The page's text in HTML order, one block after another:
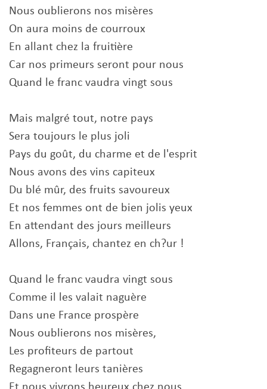
Nous oublierons nos misères
On aura moins de courroux
En allant chez la fruitière
Car nos primeurs seront pour nous
Quand le franc vaudra vingt sous
Mais malgré tout, notre pays
Sera toujours le plus joli
Pays du goût, du charme et de l'esprit
Nous avons des vins capiteux
Du blé mûr, des fruits savoureux
Et nos femmes ont de bien jolis yeux
En attendant des jours meilleurs
Allons, Français, chantez en ch?ur !
Quand le franc vaudra vingt sous
Comme il les valait naguère
Dans une France prospère
Nous oublierons nos misères,
Les profiteurs de partout
Regagneront leurs tanières